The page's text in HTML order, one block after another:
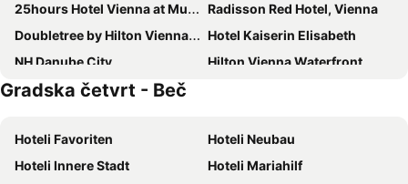
25hours Hotel Vienna at MuseumsQuartier
Radisson Red Hotel, Vienna
Doubletree by Hilton Vienna Schonbrunn
Hotel Kaiserin Elisabeth
NH Danube City
Hilton Vienna Waterfront
Bassena Wien Donaustadt
A&O Wien Hauptbahnhof
Spark By Hilton Vienna Messe Prater
ibis budget Wien Messe
Hilton Vienna Plaza
Gradska četvrt - Beč
Hoteli Favoriten
Hoteli Neubau
Hoteli Innere Stadt
Hoteli Mariahilf